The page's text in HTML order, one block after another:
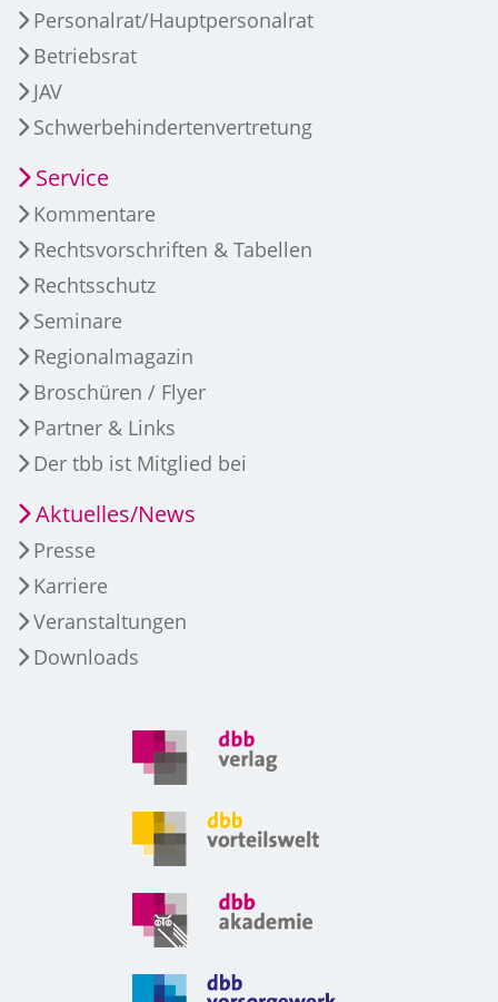
Personalrat/Hauptpersonalrat
Betriebsrat
JAV
Schwerbehindertenvertretung
Service
Kommentare
Rechtsvorschriften & Tabellen
Rechtsschutz
Seminare
Regionalmagazin
Broschüren / Flyer
Partner & Links
Der tbb ist Mitglied bei
Aktuelles/News
Presse
Karriere
Veranstaltungen
Downloads